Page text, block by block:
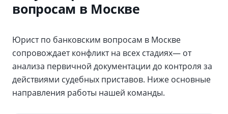
вопросам в Москве
Юрист по банковским вопросам в Москве
сопровождает конфликт на всех стадиях— от
анализа первичной документации до контроля за
действиями судебных приставов. Ниже основные
направления работы нашей команды.